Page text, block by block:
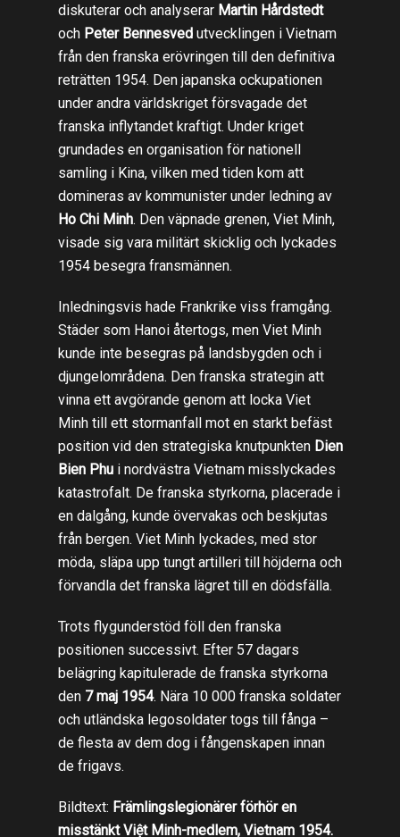
diskuterar och analyserar Martin Hårdstedt
och Peter Bennesvedutvecklingen i Vietnam
från den franska erövringen till den definitiva
reträtten 1954. Den japanska ockupationen
under andra världskriget försvagade det
franska inflytandet kraftigt. Under kriget
grundades en organisation för nationell
samling i Kina, vilken med tiden kom att
domineras av kommunister under ledning av
Ho Chi Minh. Den väpnade grenen, Viet Minh,
visade sig vara militärt skicklig och lyckades
1954 besegra fransmännen.
Inledningsvis hade Frankrike viss framgång.
Städer som Hanoi återtogs, men Viet Minh
kunde inte besegras på landsbygden och i
djungelområdena. Den franska strategin att
vinna ett avgörande genom att locka Viet
Minh till ett stormanfall mot en starkt befäst
position vid den strategiska knutpunkten Dien
Bien Phui nordvästra Vietnam misslyckades
katastrofalt. De franska styrkorna, placerade i
en dalgång, kunde övervakas och beskjutas
från bergen. Viet Minh lyckades, med stor
möda, släpa upp tungt artilleri till höjderna och
förvandla det franska lägret till en dödsfälla.
Trots flygunderstöd föll den franska
positionen successivt. Efter 57 dagars
belägring kapitulerade de franska styrkorna
den 7 maj 1954. Nära 10 000 franska soldater
och utländska legosoldater togs till fånga –
de flesta av dem dog i fångenskapen innan
de frigavs.
Bildtext: Främlingslegionärer förhör en
misstänkt Việt Minh-medlem, Vietnam 1954.